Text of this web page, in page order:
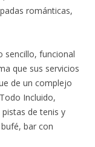
románticas,
sencillo, funcional
que sus servicios
de un complejo
Incluido,
de tenis y
bar con